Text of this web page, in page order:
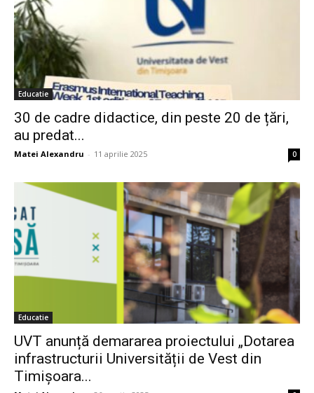
Educatie
30 de cadre didactice, din peste 20 de țări,
au predat...
Matei Alexandru - 11 aprilie 2025 0
Educatie
UVT anunță demararea proiectului „Dotarea
infrastructurii Universității de Vest din
Timișoara...